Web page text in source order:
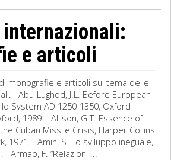
e articoli
monografie e articoli sul tema delle
Abu-Lughod, J.L. Before European
System AD 1250-1350, Oxford
1989. Allison, G.T. Essence of
Cuban Missile Crisis, Harper Collins
1971. Amin, S. Lo sviluppo ineguale,
Armao, F. “Relazioni ...